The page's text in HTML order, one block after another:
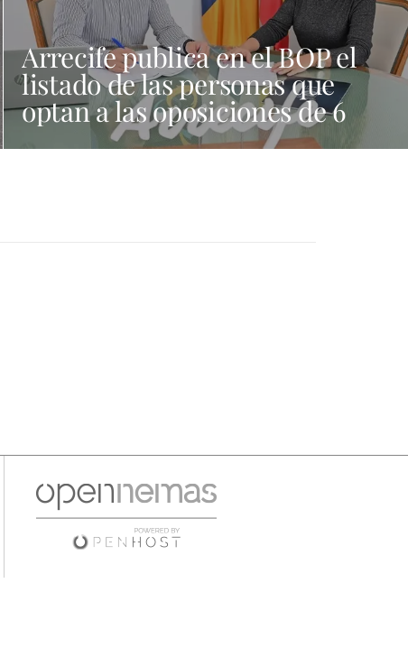
Arrecife publica en el BOP el
listado de las personas que
optan a las oposiciones de 6
plazas de trabajadores sociales